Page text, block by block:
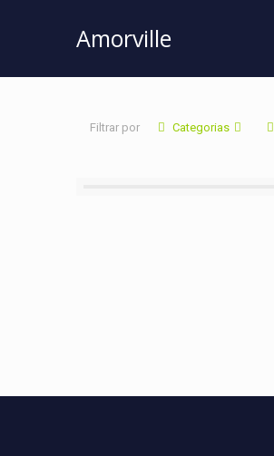
Amorville
Filtrar por Categorias